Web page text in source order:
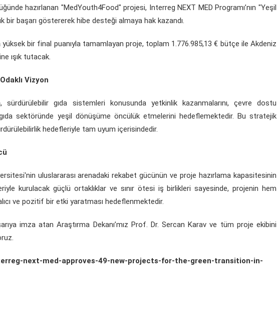
hazırlanan "MedYouth4Food" projesi, Interreg NEXT MED Programı’nın "Yeşil
bir başarı göstererek hibe desteği almaya hak kazandı.
bir final puanıyla tamamlayan proje, toplam 1.776.985,13 € bütçe ile Akdeniz
ışık tutacak.
Vizyon
sürdürülebilir gıda sistemleri konusunda yetkinlik kazanmalarını, çevre dostu
sektöründe yeşil dönüşüme öncülük etmelerini hedeflemektedir. Bu stratejik
hedefleriyle tam uyum içerisindedir.
uluslararası arenadaki rekabet gücünün ve proje hazırlama kapasitesinin
kurulacak güçlü ortaklıklar ve sınır ötesi iş birlikleri sayesinde, projenin hem
ve pozitif bir etki yaratması hedeflenmektedir.
imza atan Araştırma Dekanı’mız Prof. Dr. Sercan Karav ve tüm proje ekibini
next-med-approves-49-new-projects-for-the-green-transition-in-